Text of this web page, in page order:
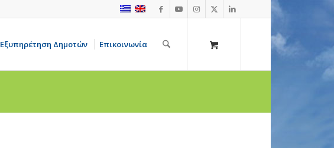
Εξυπηρέτηση Δημοτών Επικοινωνία